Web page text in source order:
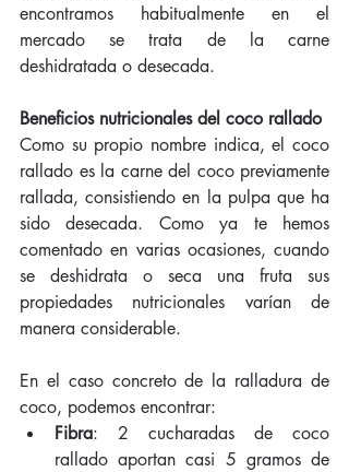
encontramos habitualmente en el
mercado se trata de la carne
deshidratada o desecada.
Beneficios nutricionales del coco rallado
Como su propio nombre indica, el coco
rallado es la carne del coco previamente
rallada, consistiendo en la pulpa que ha
sido desecada. Como ya te hemos
comentado en varias ocasiones, cuando
se deshidrata o seca una fruta sus
propiedades nutricionales varían de
manera considerable.
En el caso concreto de la ralladura de
coco, podemos encontrar:
Fibra: 2 cucharadas de coco
rallado aportan casi 5 gramos de